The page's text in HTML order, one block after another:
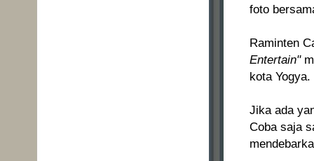
foto
Raminten
Entertain"
kota Yogya.
Jika ada
Coba saja